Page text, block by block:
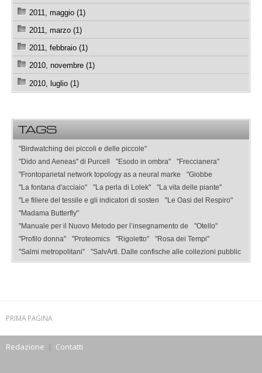
2011, maggio (1)
2011, marzo (1)
2011, febbraio (1)
2010, novembre (1)
2010, luglio (1)
TAGS
"Birdwatching dei piccoli e delle piccole"
"Dido and Aeneas" di Purcell
"Esodo in ombra"
"Freccianera"
"Frontoparietal network topology as a neural marke
"Giobbe
"La fontana d'acciaio"
"La perla di Lolek"
"La vita delle piante"
"Le filiere del tessile e gli indicatori di sosten
"Le Oasi del Respiro"
"Madama Butterfly"
"Manuale per il Nuovo Metodo per l’insegnamento de
"Otello"
"Profilo donna"
"Proteomics "Rigoletto"
"Rosa dei Tempi"
"Salmi metropolitani"
"SalvArti. Dalle confische alle collezioni pubblic
PRIMA PAGINA
Redazione | Contatti